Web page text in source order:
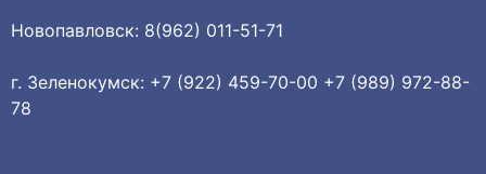
Новопавловск: 8(962) 011-51-71
г. Зеленокумск: +7 (922) 459-70-00 +7 (989) 972-88-
78